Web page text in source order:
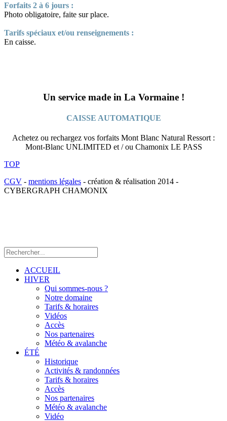
Forfaits 2 à 6 jours :
Photo obligatoire, faite sur place.
Tarifs spéciaux et/ou renseignements :
En caisse.
Un service made in La Vormaine !
CAISSE AUTOMATIQUE
Achetez ou rechargez vos forfaits Mont Blanc Natural Ressort :
Mont-Blanc UNLIMITED et / ou Chamonix LE PASS
TOP
CGV - mentions légales - création & réalisation 2014 -
CYBERGRAPH CHAMONIX
ACCUEIL
HIVER
Qui sommes-nous ?
Notre domaine
Tarifs & horaires
Vidéos
Accès
Nos partenaires
Météo & avalanche
ÉTÉ
Historique
Activités & randonnées
Tarifs & horaires
Accès
Nos partenaires
Météo & avalanche
Vidéo